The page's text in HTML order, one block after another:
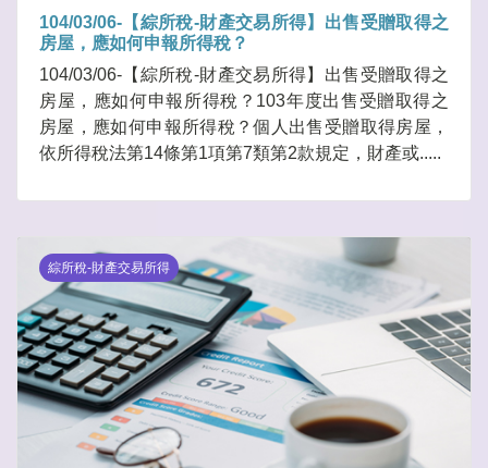
104/03/06-【綜所稅-財產交易所得】出售受贈取得之
房屋，應如何申報所得稅？
104/03/06-【綜所稅-財產交易所得】出售受贈取得之
房屋，應如何申報所得稅？103年度出售受贈取得之
房屋，應如何申報所得稅？個人出售受贈取得房屋，
依所得稅法第14條第1項第7類第2款規定，財產或.....
綜所稅-財產交易所得